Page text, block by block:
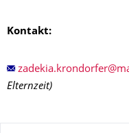
Kontakt:
Elternzeit)